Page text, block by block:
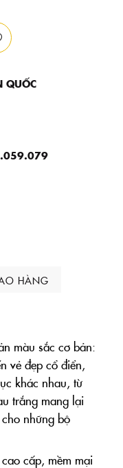
QUỐC
HÀNG
màu sắc cơ bản:
vẻ đẹp cổ điển,
khác nhau, từ
trắng mang lại
những bộ
cấp, mềm mại